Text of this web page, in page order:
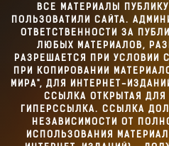
ВСЕ МАТЕРИАЛЫ
ПОЛЬЗОВАТИЛИ САЙТА.
ОТВЕТСТВЕННОСТИ ЗА
ЛЮБЫХ МАТЕРИАЛОВ,
РАЗРЕШАЕТСЯ ПРИ УСЛОВИИ
ПРИ КОПИРОВАНИИ
МИРА", ДЛЯ ИНТЕРНЕТ-
ССЫЛКА ОТКРЫТАЯ ДЛЯ
ГИПЕРССЫЛКА. ССЫЛКА
НЕЗАВИСИМОСТИ ОТ
ИСПОЛЬЗОВАНИЯ